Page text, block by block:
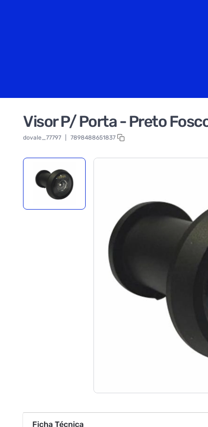
Visor P/ Porta - Preto
dovale_77797 7898488651837
Ficha Técnica